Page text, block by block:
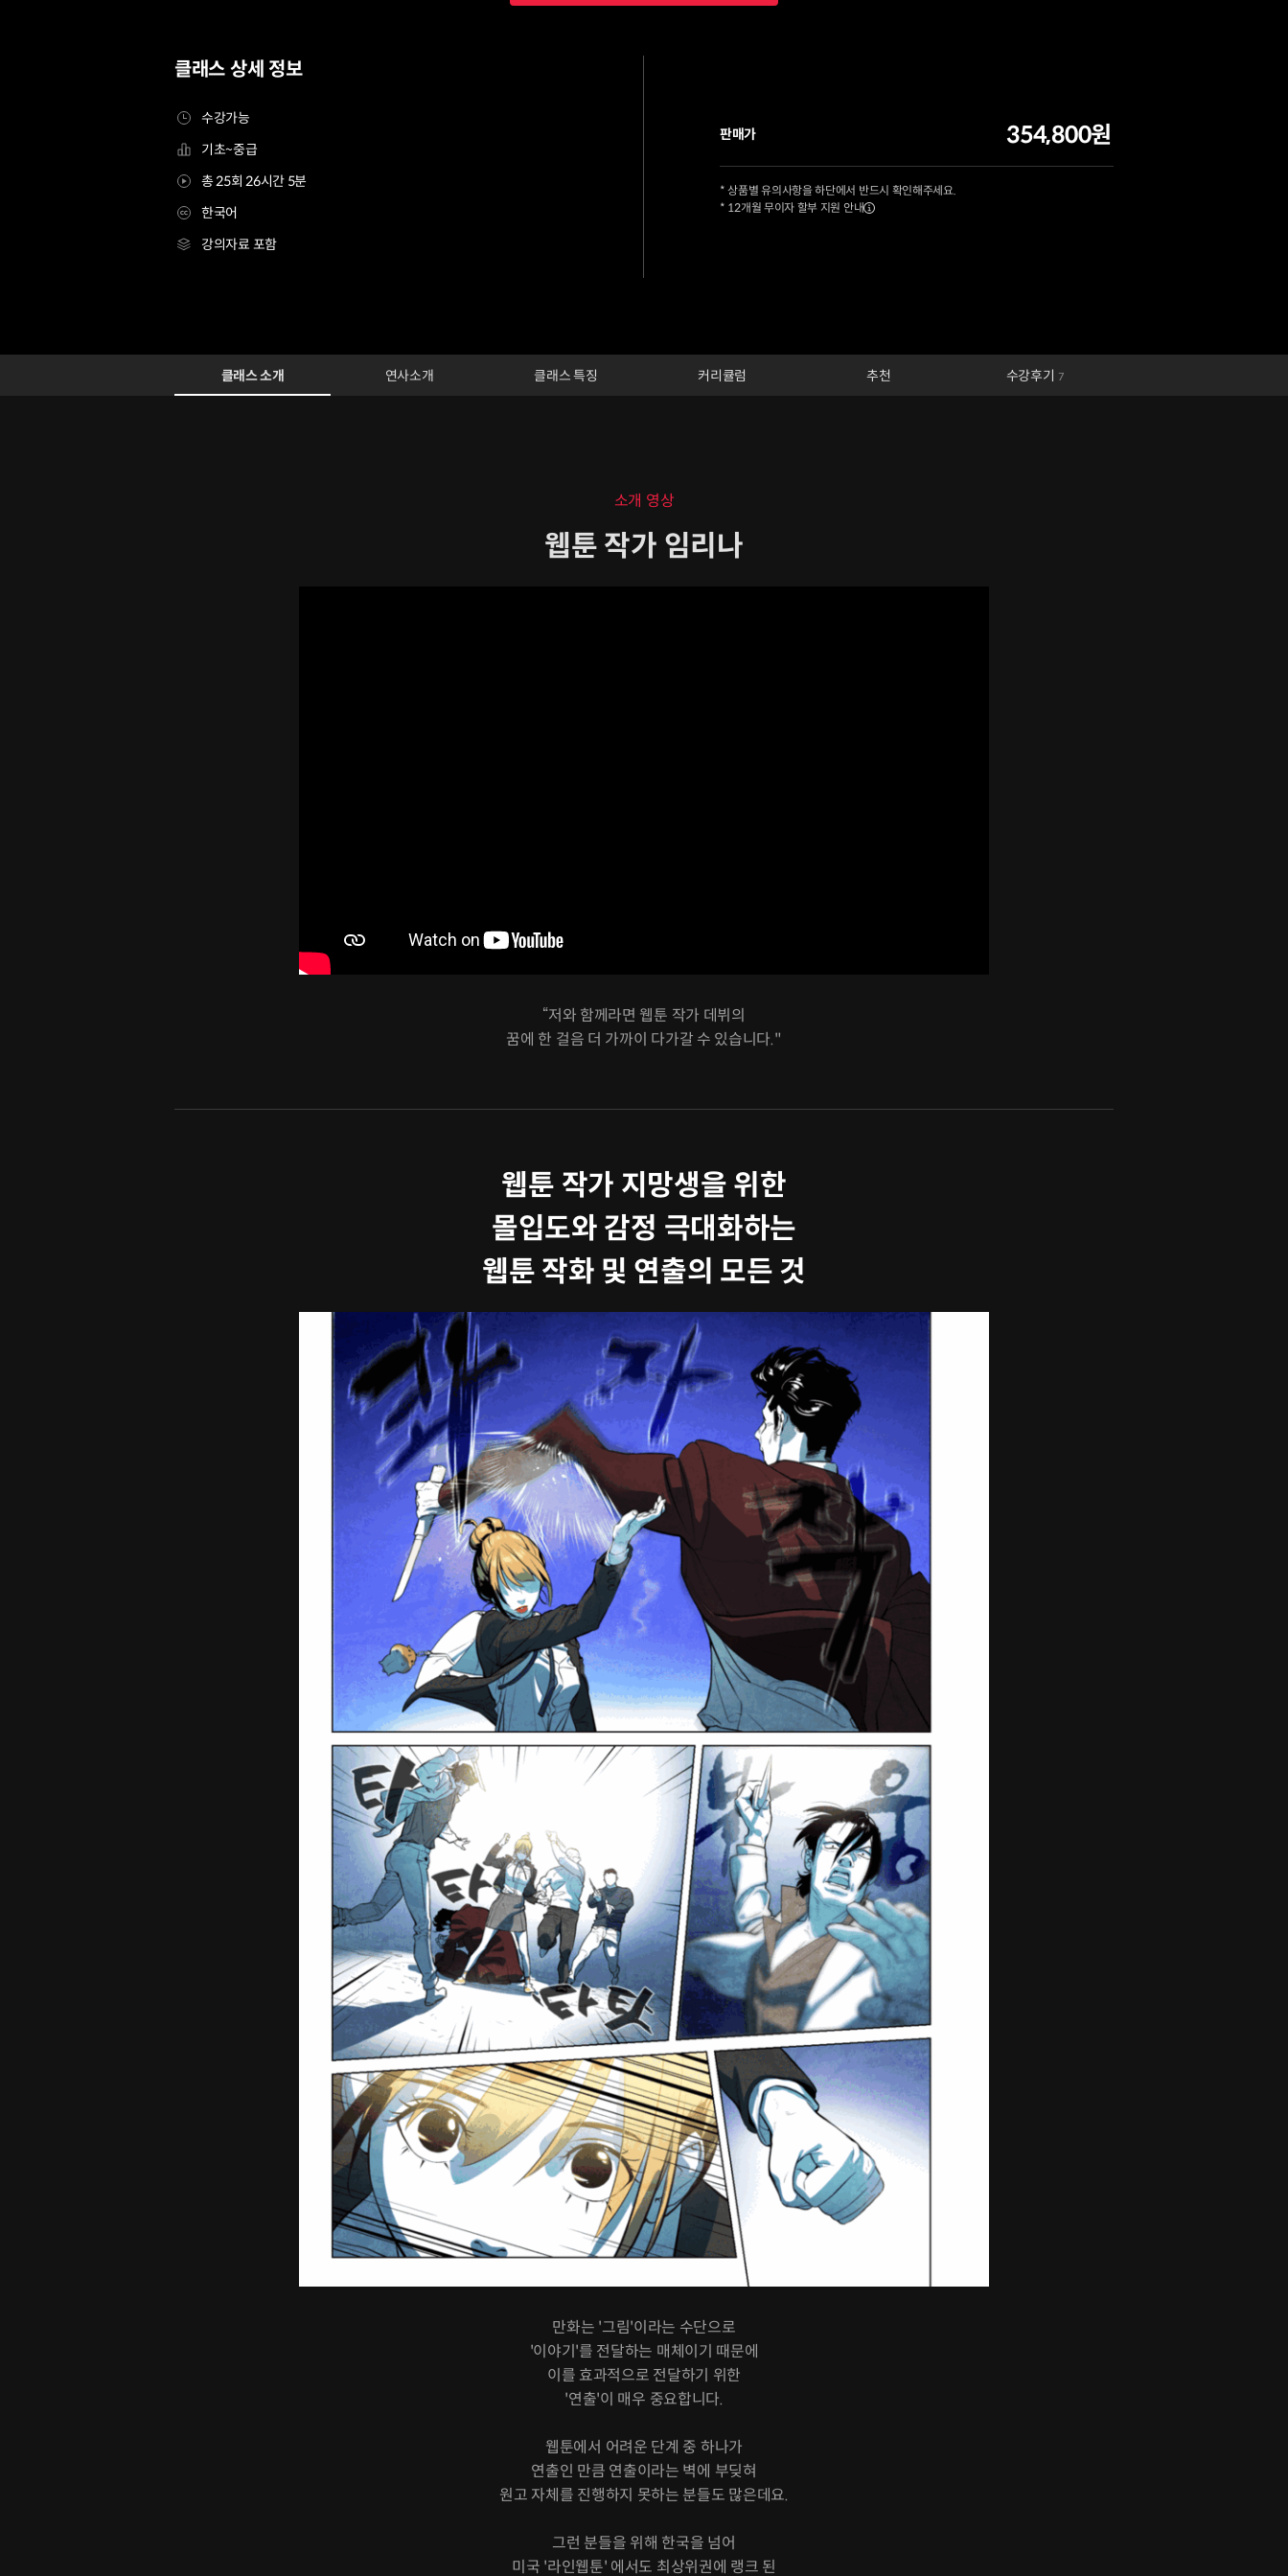
클래스 상세 정보
수강가능
기초~중급
총 25회 26시간 5분
한국어
강의자료 포함
판매가 354,800원
* 상품별 유의사항을 하단에서 반드시 확인해주세요.
* 12개월 무이자 할부 지원 안내
Configuration Information Shortcuts
클래스 소개 연사소개 클래스 특징 커리큘럼 추천 수강후기 7
소개 영상
웹툰 작가 임리나
“저와 함께라면 웹툰 작가 데뷔의
꿈에 한 걸음 더 가까이 다가갈 수 있습니다."
웹툰 작가 지망생을 위한
몰입도와 감정 극대화하는
웹툰 작화 및 연출의 모든 것
만화는 '그림'이라는 수단으로
'이야기'를 전달하는 매체이기 때문에
이를 효과적으로 전달하기 위한
'연출'이 매우 중요합니다.
웹툰에서 어려운 단계 중 하나가
연출인 만큼 연출이라는 벽에 부딪혀
원고 자체를 진행하지 못하는 분들도 많은데요.
그런 분들을 위해 한국을 넘어
미국 '라인웹툰' 에서도 최상위권에 랭크 된